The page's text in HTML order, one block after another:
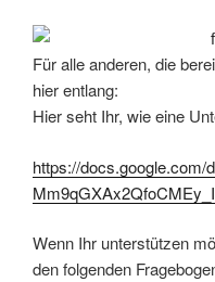
Für alle anderen, die
hier entlang:
Hier seht Ihr, wie eine
https://docs.google.com/
Wenn Ihr unterstützen
den folgenden